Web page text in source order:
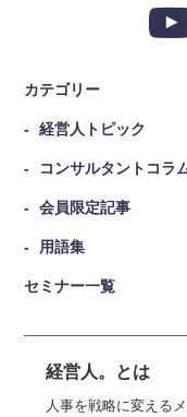
カテゴリー
経営人トピック
コンサルタントコラ
会員限定記事
用語集
セミナー一覧
経営人。とは
人事を戦略に変える